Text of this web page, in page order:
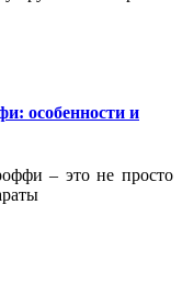
особенности и
– это не просто